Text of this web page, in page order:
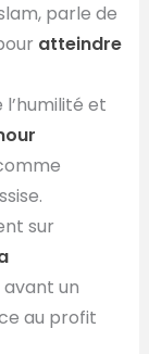
parle de
atteindre
et
sur
un
au profit